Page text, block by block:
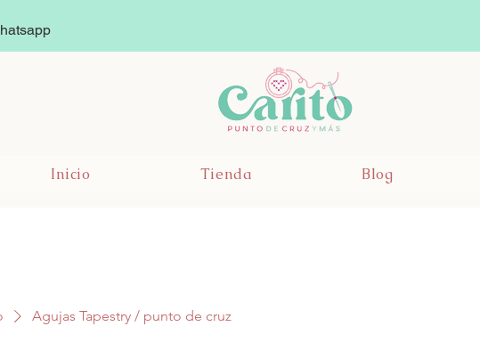
Inicio Tienda Blog
Agujas Tapestry / punto de cruz